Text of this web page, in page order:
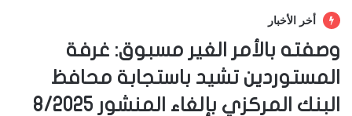
أخر الأخبار
وصفته بالأمر الغير مسبوق: غرفة
المستوردين تشيد باستجابة محافظ
البنك المركزي بإلغاء المنشور 8/2025